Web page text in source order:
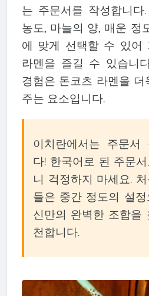
는 주문서를 작성합니다
농도, 마늘의 양, 매운 정
에 맞게 선택할 수 있어
라멘을 즐길 수 있습니
경험은 돈코츠 라멘을 더
주는 요소입니다.
이치란에서는 주문서
다! 한국어로 된 주문
니 걱정하지 마세요.
들은 중간 정도의 설
신만의 완벽한 조합을
천합니다.